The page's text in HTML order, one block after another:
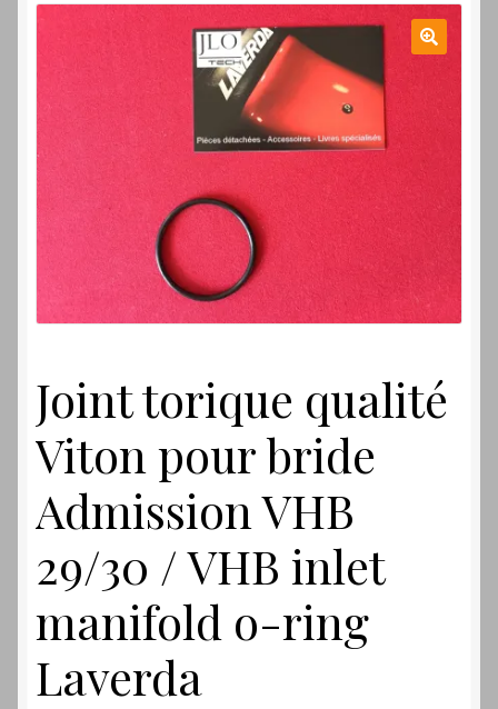
Qui suis-je ?
Joint torique qualité
Viton pour bride
Admission VHB
29/30 / VHB inlet
manifold o-ring
Laverda